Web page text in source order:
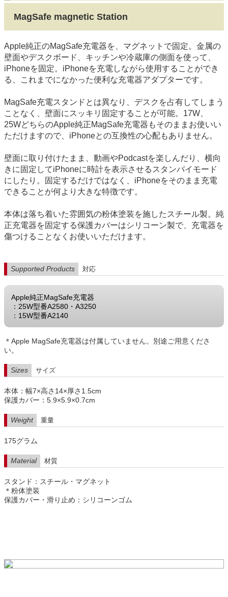
MagSafe magnetic Station
Apple純正のMagSafe充電器を、マグネットで固定。金属の
壁面やデスクボード、キッチンや冷蔵庫の側面を使って、
iPhoneを固定。iPhoneを充電しながら使用することができ
る、これまでになかった便利な充電器アダプターです。
MagSafe充電スタンドとは異なり、デスクを占有してしまう
ことなく、壁面にスッキリ固定することが可能。17W、
25WどちらのApple純正MagSafe充電器もそのままお使いい
ただけますので、iPhoneとの互換性の心配もありません。
壁面に取り付けたまま、動画やPodcastを楽しんだり、横向
きに固定してiPhoneに時計を表示させるスタンバイモード
にしたり。固定するだけではなく、iPhoneをそのまま充電
できることが何より大きな特徴です。
本体は落ち着いた雰囲気の粉体塗装を施したスチール製。純
正充電器を固定する保護カバーはシリコーン製で、充電器を
傷つけることなくお使いいただけます。
Supported Products 対応
Apple純正MagSafe充電器
：25W型番A2580・A3250
：15W型番A2140
＊Apple MagSafe充電器は付属していません。別途ご用意くださ
い。
Sizes サイズ
本体：幅7×高さ14×厚さ1.5cm
保護カバー：5.9×5.9×0.7cm
Weight 重量
175グラム
Material 材質
スタンド：スチール・マグネット
＊粉体塗装
保護カバー・滑り止め：シリコーンゴム